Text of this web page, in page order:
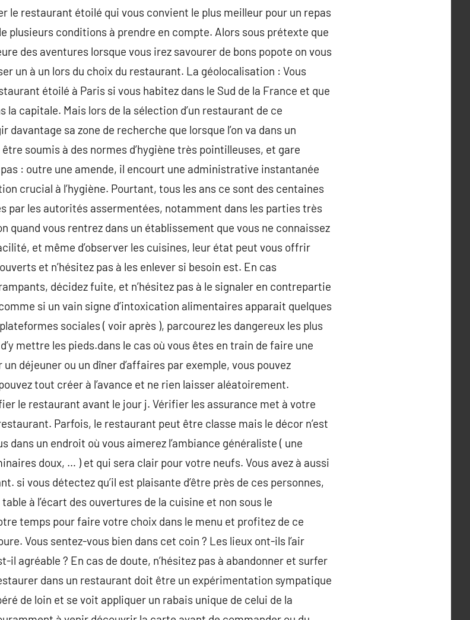
le restaurant étoilé qui vous convient le plus meilleur pour un repas
plusieurs conditions à prendre en compte. Alors sous prétexte que
des aventures lorsque vous irez savourer de bons popote on vous
un à un lors du choix du restaurant. La géolocalisation : Vous
étoilé à Paris si vous habitez dans le Sud de la France et que
la capitale. Mais lors de la sélection d’un restaurant de ce
davantage sa zone de recherche que lorsque l’on va dans un
soumis à des normes d’hygiène très pointilleuses, et gare
: outre une amende, il encourt une administrative instantanée
crucial à l’hygiène. Pourtant, tous les ans ce sont des centaines
par les autorités assermentées, notamment dans les parties très
vous rentrez dans un établissement que vous ne connaissez
et même d’observer les cuisines, leur état peut vous offrir
et n’hésitez pas à les enlever si besoin est. En cas
décidez fuite, et n’hésitez pas à le signaler en contrepartie
si un vain signe d’intoxication alimentaires apparait quelques
sociales ( voir après ), parcourez les dangereux les plus
mettre les pieds.dans le cas où vous êtes en train de faire une
déjeuner ou un dîner d’affaires par exemple, vous pouvez
tout créer à l’avance et ne rien laisser aléatoirement.
le restaurant avant le jour j. Vérifier les assurance met à votre
Parfois, le restaurant peut être classe mais le décor n’est
dans un endroit où vous aimerez l’ambiance généraliste ( une
doux, … ) et qui sera clair pour votre neufs. Vous avez à aussi
si vous détectez qu’il est plaisante d’être près de ces personnes,
à l’écart des ouvertures de la cuisine et non sous le
temps pour faire votre choix dans le menu et profitez de ce
Vous sentez-vous bien dans cet coin ? Les lieux ont-ils l’air
il agréable ? En cas de doute, n’hésitez pas à abandonner et surfer
dans un restaurant doit être un expérimentation sympatique
de loin et se voit appliquer un rabais unique de celui de la